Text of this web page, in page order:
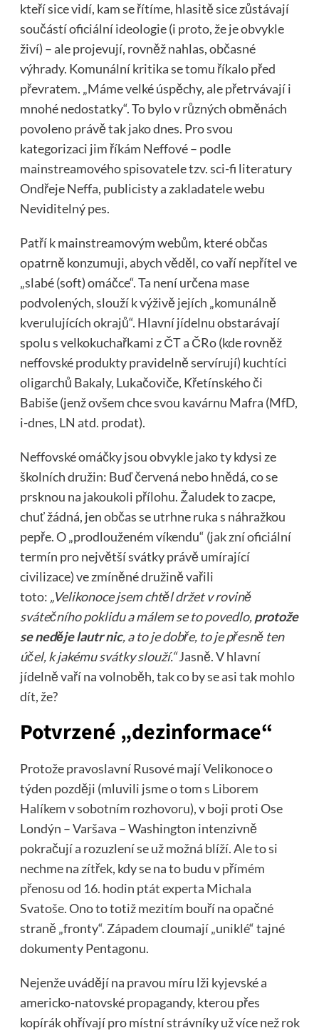
kteří sice vidí, kam se řítíme, hlasitě sice zůstávají
součástí oficiální ideologie (i proto, že je obvykle
živí) – ale projevují, rovněž nahlas, občasné
výhrady. Komunální kritika se tomu říkalo před
převratem. „Máme velké úspěchy, ale přetrvávají i
mnohé nedostatky“. To bylo v různých obměnách
povoleno právě tak jako dnes. Pro svou
kategorizaci jim říkám Neffové – podle
mainstreamového spisovatele tzv. sci-fi literatury
Ondřeje Neffa, publicisty a zakladatele webu
Neviditelný pes.
Patří k mainstreamovým webům, které občas
opatrně konzumuji, abych věděl, co vaří nepřítel ve
„slabé (soft) omáčce“. Ta není určena mase
podvolených, slouží k výživě jejích „komunálně
kverulujících okrajů“. Hlavní jídelnu obstarávají
spolu s velkokuchařkami z ČT a ČRo (kde rovněž
neffovské produkty pravidelně servírují) kuchtíci
oligarchů Bakaly, Lukačoviče, Křetínského či
Babiše (jenž ovšem chce svou kavárnu Mafra (MfD,
i-dnes, LN atd. prodat).
Neffovské omáčky jsou obvykle jako ty kdysi ze
školních družin: Buď červená nebo hnědá, co se
prsknou na jakoukoli přílohu. Žaludek to zacpe,
chuť žádná, jen občas se utrhne ruka s náhražkou
pepře. O „prodlouženém víkendu“ (jak zní oficiální
termín pro největší svátky právě umírající
civilizace) ve zmíněné družině vařili
toto: „Velikonoce jsem chtěl držet v rovině
svátečního poklidu a málem se to povedlo,protože
se neděje lautr nic, a to je dobře, to je přesně ten
účel, k jakému svátky slouží.“Jasně. V hlavní
jídelně vaří na volnoběh, tak co by se asi tak mohlo
dít, že?
Potvrzené „dezinformace“
Protože pravoslavní Rusové mají Velikonoce o
týden později (mluvili jsme o toms Liborem
Halíkem v sobotním rozhovoru), v boji proti Ose
Londýn – Varšava – Washington intenzivně
pokračují a rozuzlení se už možná blíží. Ale to si
nechme na zítřek, kdy se na to buduv přímém
přenosu od 16. hodin ptát experta Michala
Svatoše. Ono to totiž mezitím bouří na opačné
straně „fronty“. Západem cloumají „uniklé“ tajné
dokumenty Pentagonu.
Nejenže uvádějí na pravou míru lži kyjevské a
americko-natovské propagandy, kterou přes
kopírák ohřívají pro místní strávníky už více než rok